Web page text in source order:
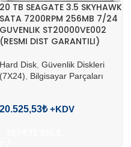
20 TB SEAGATE 3.5 SKYHAWK
SATA 7200RPM 256MB 7/24
GUVENLIK ST20000VE002
(RESMI DIST GARANTILI)
Hard Disk Güvenlik Diskleri
(7X24)
Bilgisayar Parçaları
20.525,53₺